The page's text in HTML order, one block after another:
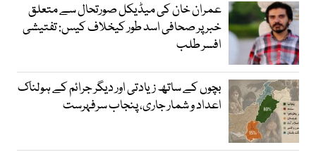
عمران خان کی میڈیکل صورتحال سے متعلق
خبر پر صحافی اسد طور کیخلاف کیس: تفتیشی
افسر طلب
بچوں کے ساتھ زیادتی اور دیگر جرائم کے ہولناک
اعداد و شمار جاری، پنجاب سرفہرست